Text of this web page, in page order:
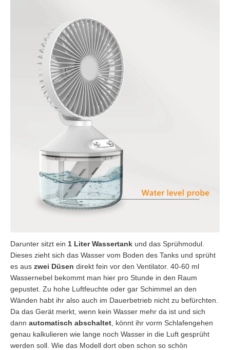
Darunter sitzt ein 1 Liter Wassertank und das Sprühmodul.
Dieses zieht sich das Wasser vom Boden des Tanks und sprüht
es aus zwei Düsen direkt fein vor den Ventilator. 40-60 ml
Wassernebel bekommt man hier pro Stunde in den Raum
gepustet. Zu hohe Luftfeuchte oder gar Schimmel an den
Wänden habt ihr also auch im Dauerbetrieb nicht zu befürchten.
Da das Gerät merkt, wenn kein Wasser mehr da ist und sich
dann automatisch abschaltet , könnt ihr vorm Schlafengehen
genau kalkulieren wie lange noch Wasser in die Luft gesprüht
werden soll. Wie das Modell dort oben schon so schön